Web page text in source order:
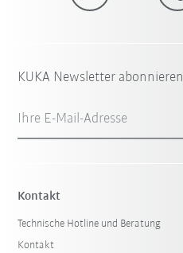
KUKA Newsletter abonnieren
Ihre E-Mail-Adresse
Kontakt
Technische Hotline und Beratung
Kontakt